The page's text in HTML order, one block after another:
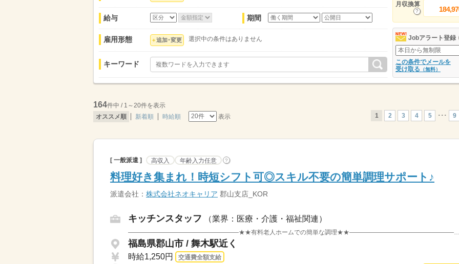
給与 期間
雇用形態 追加･変更 選択中の条件はありません
キーワード
月収換算
Jobアラート登録
この条件でメールを
受け取る （無料）
164件中 / 1～20件を表示
オススメ順
新着順 時給順 表示 1 2 3 4 5 ･･･ 9
[ 一般派遣 ] 高収入 年齢入力任意 ?
料理好き集まれ！時短シフト可◎スキル不要の簡単調理サポート♪
派遣会社： 株式会社ネオキャリア 郡山支店_KOR
キッチンスタッフ （業界：医療・介護・福祉関連）
――――――――――――――――――★★有料老人ホームでの簡単な調理★★――――――――――――――――――◇ご利用者さまにお出しする 食事...
福島県郡山市 / 舞木駅近く
時給1,250円 交通費全額支給